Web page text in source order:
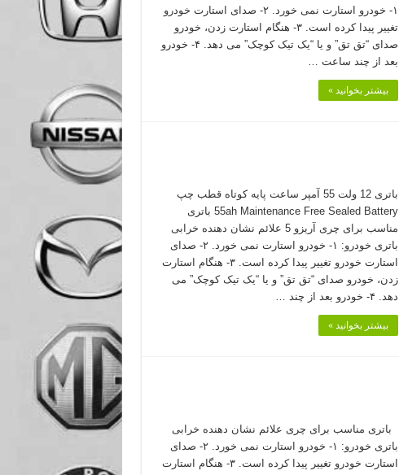
۱- خودرو استارت نمی خورد. ۲- صدای استارت خودرو
تغییر پیدا کرده است. ۳- هنگام استارت زدن، خودرو
صدای “تق تق” و یا “یک تیک کوچک” می دهد. ۴- خودرو
بعد از چند ساعت …
بیشتر بخوانید »
باتری 12 ولت 55 آمپر ساعت پایه کوتاه قطب چپ
55ah Maintenance Free Sealed Battery باتری
مناسب برای چری آریزو 5 علائم نشان دهنده خرابی
باتری خودرو: ۱- خودرو استارت نمی خورد. ۲- صدای
استارت خودرو تغییر پیدا کرده است. ۳- هنگام استارت
زدن، خودرو صدای “تق تق” و یا “یک تیک کوچک” می
دهد. ۴- خودرو بعد از چند …
بیشتر بخوانید »
باتری مناسب برای چری علائم نشان دهنده خرابی
باتری خودرو: ۱- خودرو استارت نمی خورد. ۲- صدای
استارت خودرو تغییر پیدا کرده است. ۳- هنگام استارت